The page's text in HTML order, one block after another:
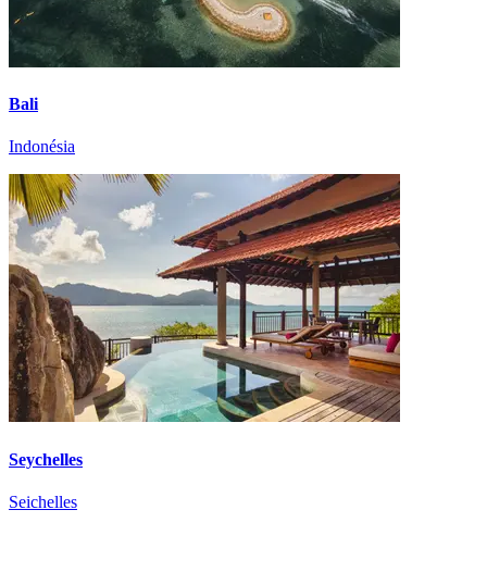
Bali
Indonésia
Seychelles
Seichelles